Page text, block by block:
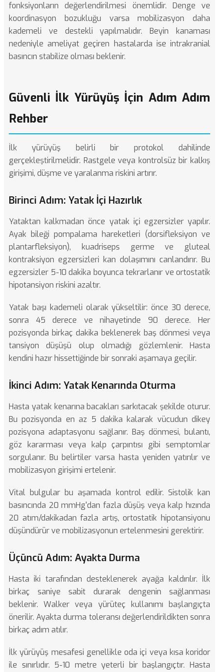
fonksiyonların değerlendirilmesi önemlidir. Denge ve
koordinasyon bozukluğu varsa mobilizasyon daha
kademeli ve destekli yapılmalıdır.Beyin kanaması
nedeniyle ameliyat geçiren hastalarda ise intrakranial
basıncın stabilize olması beklenir.
Güvenli İlk Yürüyüş İçin Adım Adım
Rehber
İlk yürüyüş belirli bir protokol dahilinde
gerçekleştirilmelidir. Rastgele veya kontrolsüz bir kalkış
girişimi, düşme ve yaralanma riskini artırır.
Birinci Adım: Yatak İçi Hazırlık
Yataktan kalkmadan önce yatak içi egzersizler yapılır.
Ayak bileği pompalama hareketleri (dorsifleksiyon ve
plantarfleksiyon), kuadriseps germe ve gluteal
kontraksiyon egzersizleri kan dolaşımını canlandırır. Bu
egzersizler 5-10 dakika boyunca tekrarlanır ve ortostatik
hipotansiyon riskini azaltır.
Yatak başı kademeli olarak yükseltilir: önce 30 derece,
sonra 45 derece ve nihayetinde 90 derece. Her
pozisyonda birkaç dakika beklenerek baş dönmesi veya
tansiyon düşüşü olup olmadığı gözlemlenir. Hasta
kendini hazır hissettiğinde bir sonraki aşamaya geçilir.
İkinci Adım: Yatak Kenarında Oturma
Hasta yatak kenarına bacakları sarkıtacak şekilde oturur.
Bu pozisyonda en az 5 dakika kalarak vücudun dikey
pozisyona adaptasyonu sağlanır. Baş dönmesi, bulantı,
göz kararması veya kalp çarpıntısı gibi semptomlar
sorgulanır. Bu belirtiler varsa hasta yeniden yatırılır ve
mobilizasyon girişimi ertelenir.
Vital bulgular bu aşamada kontrol edilir. Sistolik kan
basıncında 20 mmHg'dan fazla düşüş veya kalp hızında
20 atım/dakikadan fazla artış, ortostatik hipotansiyonu
düşündürür ve mobilizasyonun ertelenmesini gerektirir.
Üçüncü Adım: Ayakta Durma
Hasta iki tarafından desteklenerek ayağa kaldırılır. İlk
birkaç saniye sabit durarak dengenin sağlanması
beklenir. Walker veya yürüteç kullanımı başlangıçta
önerilir. Ayakta durma toleransı değerlendirildikten sonra
birkaç adım atılır.
İlk yürüyüş mesafesi genellikle oda içi veya kısa koridor
ile sınırlıdır. 5-10 metre yeterli bir başlangıçtır. Hasta